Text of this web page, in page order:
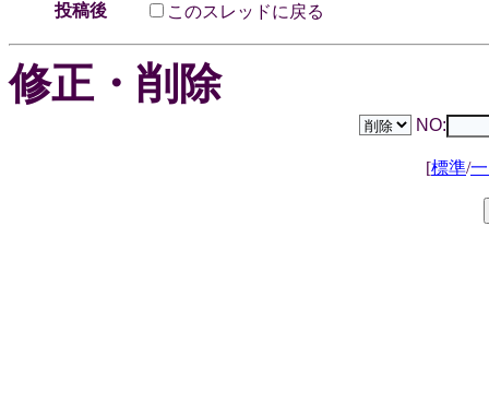
投稿後
このスレッドに戻る
修正・削除
NO:
[標準/